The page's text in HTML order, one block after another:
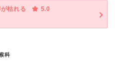
枯れる
5.0
科